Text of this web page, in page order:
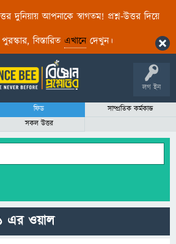
দুনিয়ায় আপনাকে স্বাগতম! প্রশ্ন-উত্তর দিয়ে
বিস্তারিত এখানেদেখুন।
লগ ইন
ফিড
সাম্প্রতিক কর্মকান্ড
সকল উত্তর
এর ওয়াল